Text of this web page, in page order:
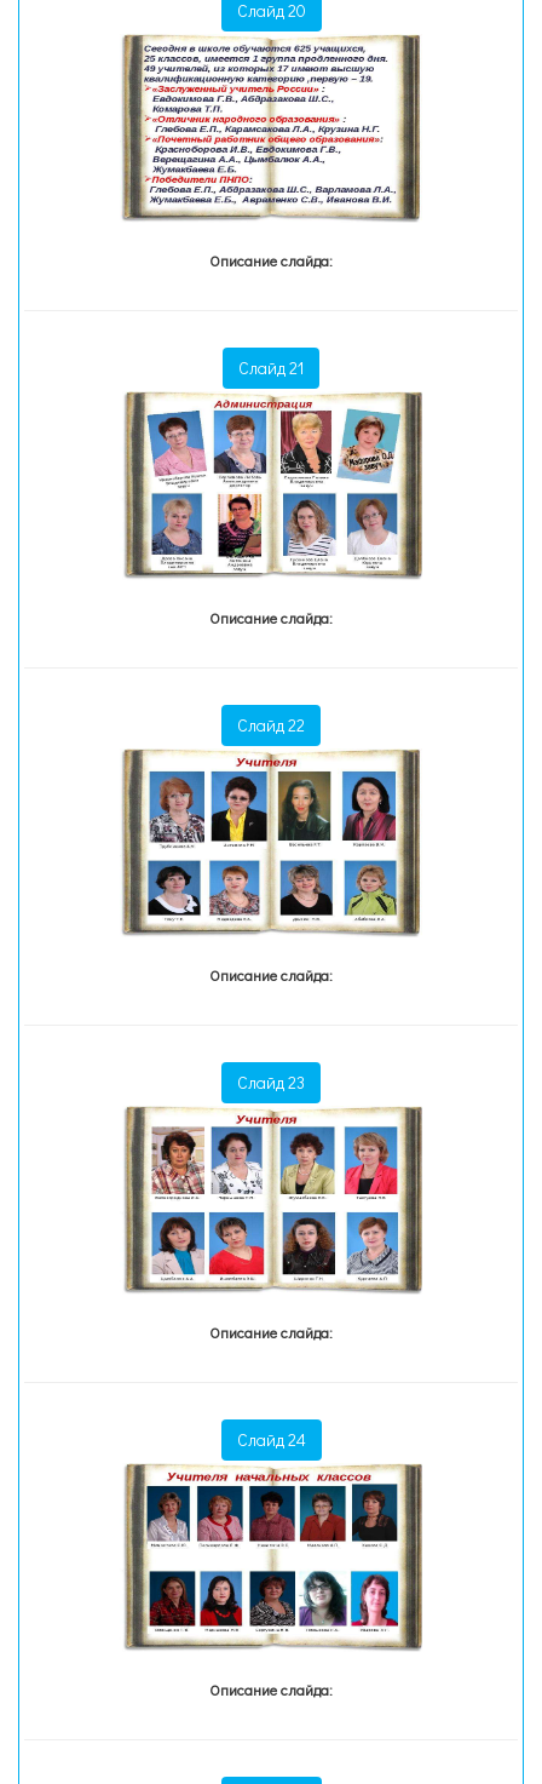
Слайд 20
Описание слайда:
Слайд 21
Описание слайда:
Слайд 22
Описание слайда:
Слайд 23
Описание слайда:
Слайд 24
Описание слайда: